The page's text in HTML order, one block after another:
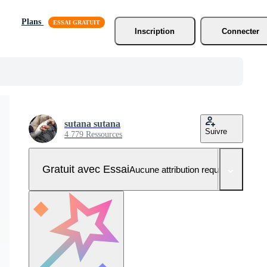
Plans
Inscription
Connecter
sutana sutana
4 779 Ressources Suivre
Gratuit avec EssaiAucune attribution requise